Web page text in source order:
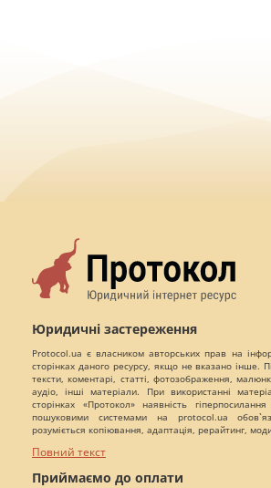
Юридичні застереження
Protocol.ua є власником авторських прав на
сторінках даного ресурсу, якщо не вказано інше.
тексти, коментарі, статті, фотозображення,
аудіо, інші матеріали. При використанні
сторінках «Протокол» наявність
пошуковими системами на protocol.ua
розуміється копіювання, адаптація, рерайтинг,
Повний текст
Приймаємо до оплати